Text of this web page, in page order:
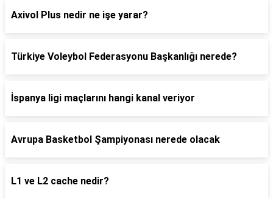
Axivol Plus nedir ne işe yarar?
Türkiye Voleybol Federasyonu Başkanlığı nerede?
İspanya ligi maçlarını hangi kanal veriyor
Avrupa Basketbol Şampiyonası nerede olacak
L1 ve L2 cache nedir?